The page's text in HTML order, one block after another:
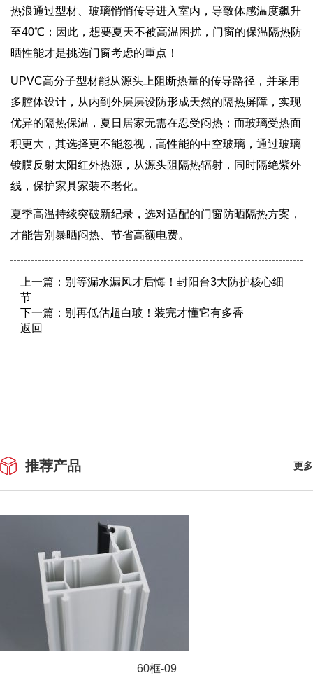
热浪通过型材、玻璃悄悄传导进入室内，导致体感温度飙升
至40℃；因此，想要夏天不被高温困扰，门窗的保温隔热防
晒性能才是挑选门窗考虑的重点！
UPVC高分子型材能从源头上阻断热量的传导路径，并采用
多腔体设计，从内到外层层设防形成天然的隔热屏障，实现
优异的隔热保温，夏日居家无需在忍受闷热；而玻璃受热面
积更大，其选择更不能忽视，高性能的中空玻璃，通过玻璃
镀膜反射太阳红外热源，从源头阻隔热辐射，同时隔绝紫外
线，保护家具家装不老化。
夏季高温持续突破新纪录，选对适配的门窗防晒隔热方案，
才能告别暴晒闷热、节省高额电费。
上一篇： 别等漏水漏风才后悔！封阳台3大防护核心细
节
下一篇： 别再低估超白玻！装完才懂它有多香
返回
推荐产品 更多
60框-09